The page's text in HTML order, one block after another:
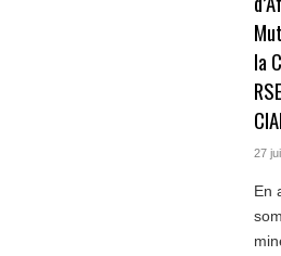
la
27
En